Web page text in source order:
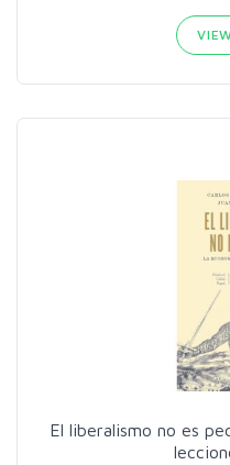
El liberalismo no es